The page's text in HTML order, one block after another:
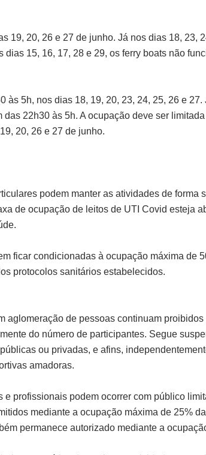
19, 20, 26 e 27 de junho. Já nos dias 18, 23,
15, 16, 17, 28 e 29, os ferry boats não
às 5h, nos dias 18, 19, 20, 23, 24, 25, 26 e 27.
22h30 às 5h. A ocupação deve ser
20, 26 e 27 de junho.
podem manter as atividades de forma
de ocupação de leitos de UTI Covid esteja
ficar condicionadas à ocupação máxima de
protocolos sanitários estabelecidos.
aglomeração de pessoas continuam
do número de participantes. Segue
ou privadas, e afins,
amadoras.
profissionais podem ocorrer com público
mediante a ocupação máxima de 25%
permanece autorizado mediante a